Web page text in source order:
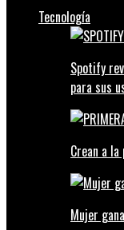
Tecnología
Spotify
para sus
Crean a
Mujer